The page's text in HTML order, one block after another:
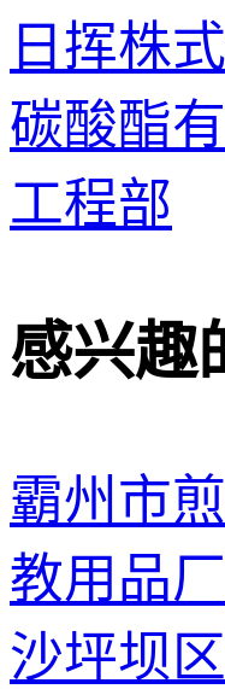
日挥株
碳酸酯
工程部
感兴趣
霸州市
教用品厂
沙坪坝